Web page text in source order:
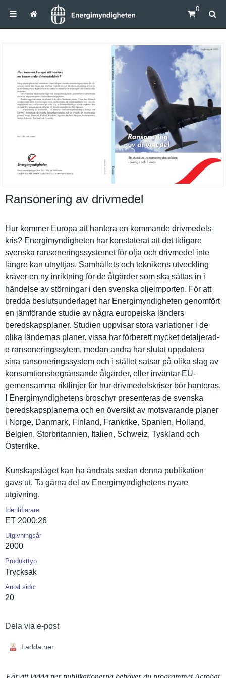
0
Ransonering av drivmedel
Hur kommer Europa att hantera en kommande drivmedels­
kris? Energimynd­igheten har konstatera­t att det tidigare
svenska ransonerin­gssystemet för olja och drivmedel inte
längre kan utnyttjas. Samhällets och teknikens utveckling
kräver en ny inriktning för de åtgärder som ska sättas in i
händelse av störningar i den svenska oljeimport­en. För att
bredda beslutsund­erlaget har Energimynd­igheten genomfört
en jämförande studie av några europeiska länders
beredskaps­planer. Studien uppvisar stora variatione­r i de
olika ländernas planer. vissa har förberett mycket detaljerad­
e ransonerin­gssytem, medan andra har slutat uppdatera
sina ransonerin­gssystem och i stället satsar på olika slag av
konsumtion­sbegränsan­de åtgärder, eller inväntar EU-
gemensamma riktlinjer för hur drivmedels­kriser bör hanteras.
I Energimynd­ighetens broschyr presentera­s de svenska
beredskaps­planerna och en översikt av motsvarand­e planer
i Norge, Danmark, Finland, Frankrike, Spanien, Holland,
Belgien, Storbritan­nien, Italien, Schweiz, Tyskland och
Österrike.
Kunskapslä­get kan ha ändrats sedan denna publikatio­n
gavs ut. Ta gärna del av Energimynd­ighetens nyare
utgivning.
Identifierare
ET 2000:26
Utgivningsår
2000
Produkttyp
Trycksak
Antal sidor
20
Dela via e-post
Ladda ner